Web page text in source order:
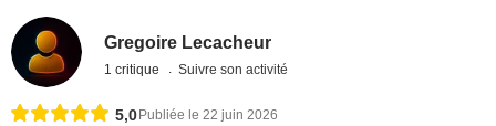
Gregoire Lecacheur
1 critique Suivre son activité
5,0 Publiée le 22 juin 2026